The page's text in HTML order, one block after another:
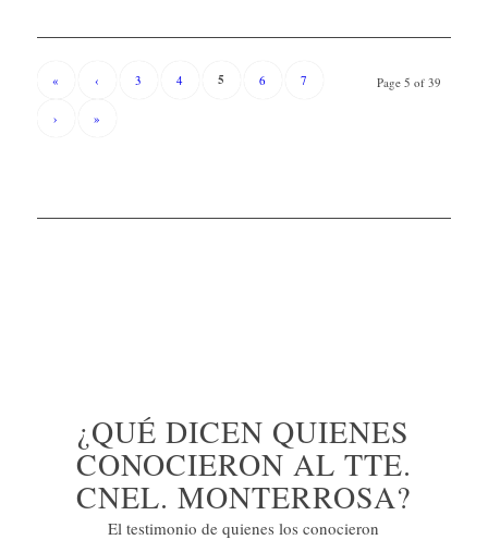
Page 5 of 39
« ‹ 3 4 5 6 7
› »
¿QUÉ DICEN QUIENES
CONOCIERON AL TTE.
CNEL. MONTERROSA?
El testimonio de quienes los conocieron